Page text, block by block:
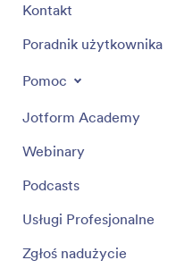
Kontakt
Poradnik użytkownika
Pomoc
Jotform Academy
Webinary
Podcasts
Usługi Profesjonalne
Zgłoś nadużycie